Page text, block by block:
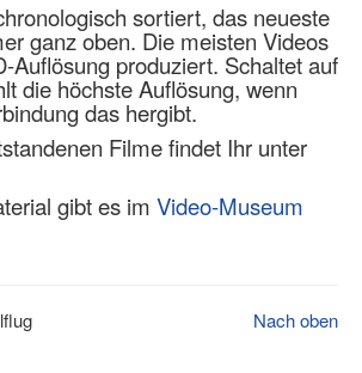
sortiert, das neueste
ganz oben. Die meisten Videos
Auflösung produziert. Schaltet auf
die höchste Auflösung, wenn
das hergibt.
Filme findet Ihr unter
gibt es im Video-Museum
Nach oben